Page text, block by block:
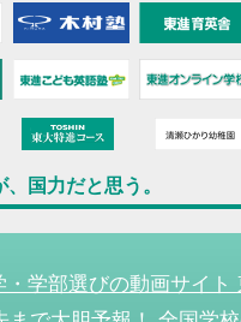
国力だと思う。
・学部選びの動画サイト